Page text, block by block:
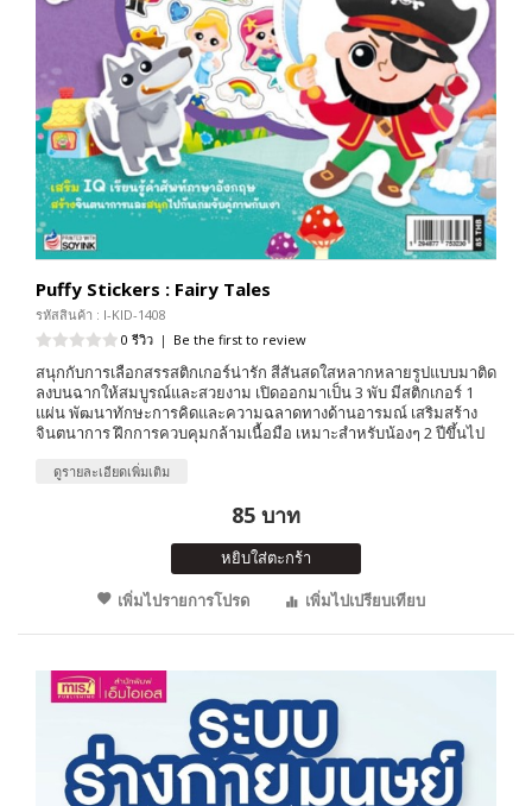
Puffy Stickers : Fairy Tales
รหัสสินค้า : I-KID-1408
0 รีวิว | Be the first to review
สนุกกับการเลือกสรรสติกเกอร์น่ารัก สีสันสดใสหลากหลายรูปแบบมาติด
ลงบนฉากให้สมบูรณ์และสวยงาม เปิดออกมาเป็น 3 พับ มีสติกเกอร์ 1
แผ่น พัฒนาทักษะการคิดและความฉลาดทางด้านอารมณ์ เสริมสร้าง
จินตนาการ ฝึกการควบคุมกล้ามเนื้อมือ เหมาะสำหรับน้องๆ 2 ปีขึ้นไป
ดูรายละเอียดเพิ่มเติม
85 บาท
หยิบใส่ตะกร้า
เพิ่มไปรายการโปรด
เพิ่มไปเปรียบเทียบ